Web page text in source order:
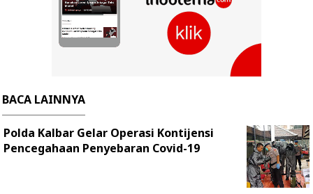
BACA LAINNYA
Polda Kalbar Gelar Operasi Kontijensi
Pencegahaan Penyebaran Covid-19